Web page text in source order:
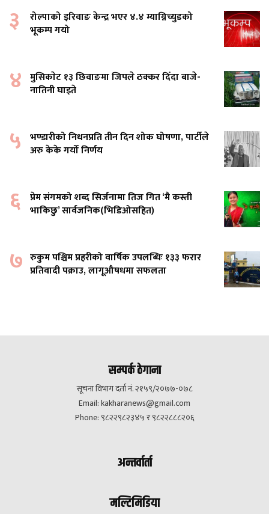
३
रोल्पाको इरिवाङ केन्द्र भएर ४.४ म्याग्निच्युडको
भूकम्प गयो
४ मुसिकाेट १३ छिवाङमा जिपले ठक्कर दिँदा बाजे-
नातिनी घाइते
५ भण्डारीको निधनप्रति तीन दिन शोक घोषणा, पार्टीले
अरु केके गर्यो निर्णय
६ प्रेम संगमको शब्द सिर्जनामा तिज गित ‘मै कस्ती
भाकिछु’ सार्वजनिक(भिडिओसहित)
७ रुकुम पश्चिम प्रहरीको वार्षिक उपलब्धिः १३३ फरार
प्रतिवादी पक्राउ, लागूऔषधमा सफलता
सम्पर्क ठेगाना
सूचना विभाग दर्ता नं. २१५९/२०७७-०७८
Email:kakharanews@gmail.com
Phone: ९८२२९८२३४५ र ९८२२८८८२०६
अन्तर्वार्ता
मल्टिमिडिया